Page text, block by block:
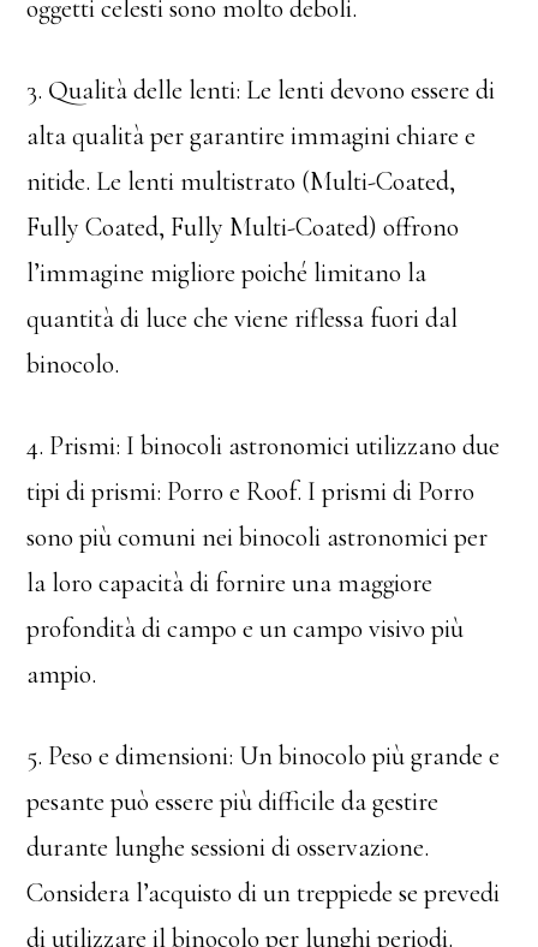
oggetti celesti sono molto deboli.
3. Qualità delle lenti: Le lenti devono essere di
alta qualità per garantire immagini chiare e
nitide. Le lenti multistrato (Multi-Coated,
Fully Coated, Fully Multi-Coated) offrono
l’immagine migliore poiché limitano la
quantità di luce che viene riflessa fuori dal
binocolo.
4. Prismi: I binocoli astronomici utilizzano due
tipi di prismi: Porro e Roof. I prismi di Porro
sono più comuni nei binocoli astronomici per
la loro capacità di fornire una maggiore
profondità di campo e un campo visivo più
ampio.
5. Peso e dimensioni: Un binocolo più grande e
pesante può essere più difficile da gestire
durante lunghe sessioni di osservazione.
Considera l’acquisto di un treppiede se prevedi
di utilizzare il binocolo per lunghi periodi.